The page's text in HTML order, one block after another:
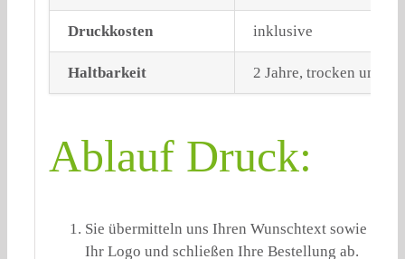
Druckkosten inklusive
Haltbarkeit 2 Jahre, trocken und
Ablauf Druck:
Sie übermitteln uns Ihren Wunschtext sowie
Ihr Logo und schließen Ihre Bestellung ab.